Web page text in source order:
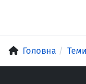
Головна Теми